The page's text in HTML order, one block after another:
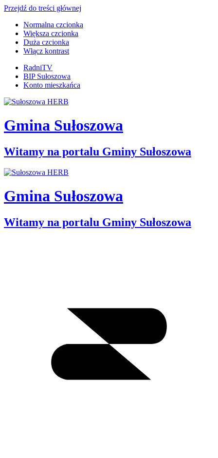
Przejdź do treści głównej
Normalna czcionka
Większa czcionka
Duża czcionka
Włącz kontrast
RadniTV
BIP Sułoszowa
Konto mieszkańca
Gmina Sułoszowa
Witamy na portalu Gminy Sułoszowa
Gmina Sułoszowa
Witamy na portalu Gminy Sułoszowa